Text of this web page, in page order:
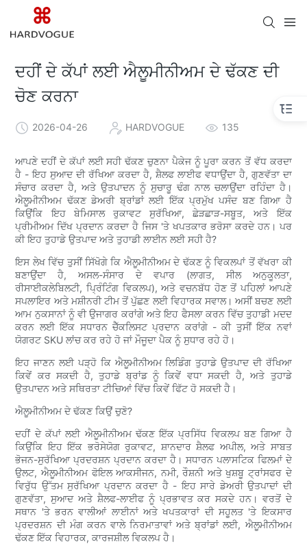
ਦਹੀਂ ਦੇ ਕੱਪਾਂ ਲਈ ਐਲੂਮੀਨੀਅਮ ਦੇ ਢੱਕਣ ਦੀ
ਚੋਣ ਕਰਨਾ
2026-04-26 HARDVOGUE 135
ਆਪਣੇ ਦਹੀਂ ਦੇ ਕੱਪਾਂ ਲਈ ਸਹੀ ਢੱਕਣ ਚੁਣਨਾ ਪੈਕੇਜ ਨੂੰ ਪੂਰਾ ਕਰਨ ਤੋਂ ਵੱਧ ਕਰਦਾ
ਹੈ - ਇਹ ਸੁਆਦ ਦੀ ਰੱਖਿਆ ਕਰਦਾ ਹੈ, ਸ਼ੈਲਫ ਲਾਈਫ ਵਧਾਉਂਦਾ ਹੈ, ਗੁਣਵੱਤਾ ਦਾ
ਸੰਚਾਰ ਕਰਦਾ ਹੈ, ਅਤੇ ਉਤਪਾਦਨ ਨੂੰ ਸੁਚਾਰੂ ਢੰਗ ਨਾਲ ਚਲਾਉਂਦਾ ਰਹਿੰਦਾ ਹੈ।
ਐਲੂਮੀਨੀਅਮ ਢੱਕਣ ਡੇਅਰੀ ਬ੍ਰਾਂਡਾਂ ਲਈ ਇੱਕ ਪ੍ਰਮੁੱਖ ਪਸੰਦ ਬਣ ਗਿਆ ਹੈ
ਕਿਉਂਕਿ ਇਹ ਬੇਮਿਸਾਲ ਰੁਕਾਵਟ ਸੁਰੱਖਿਆ, ਛੇੜਛਾੜ-ਸਬੂਤ, ਅਤੇ ਇੱਕ
ਪ੍ਰੀਮੀਅਮ ਦਿੱਖ ਪ੍ਰਦਾਨ ਕਰਦਾ ਹੈ ਜਿਸ 'ਤੇ ਖਪਤਕਾਰ ਭਰੋਸਾ ਕਰਦੇ ਹਨ। ਪਰ
ਕੀ ਇਹ ਤੁਹਾਡੇ ਉਤਪਾਦ ਅਤੇ ਤੁਹਾਡੀ ਲਾਈਨ ਲਈ ਸਹੀ ਹੈ?
ਇਸ ਲੇਖ ਵਿੱਚ ਤੁਸੀਂ ਸਿੱਖੋਗੇ ਕਿ ਐਲੂਮੀਨੀਅਮ ਦੇ ਢੱਕਣ ਨੂੰ ਵਿਕਲਪਾਂ ਤੋਂ ਵੱਖਰਾ ਕੀ
ਬਣਾਉਂਦਾ ਹੈ, ਅਸਲ-ਸੰਸਾਰ ਦੇ ਵਪਾਰ (ਲਾਗਤ, ਸੀਲ ਅਨੁਕੂਲਤਾ,
ਰੀਸਾਈਕਲੇਬਿਲਟੀ, ਪ੍ਰਿੰਟਿੰਗ ਵਿਕਲਪ), ਅਤੇ ਵਚਨਬੱਧ ਹੋਣ ਤੋਂ ਪਹਿਲਾਂ ਆਪਣੇ
ਸਪਲਾਇਰ ਅਤੇ ਮਸ਼ੀਨਰੀ ਟੀਮ ਤੋਂ ਪੁੱਛਣ ਲਈ ਵਿਹਾਰਕ ਸਵਾਲ। ਅਸੀਂ ਬਚਣ ਲਈ
ਆਮ ਨੁਕਸਾਨਾਂ ਨੂੰ ਵੀ ਉਜਾਗਰ ਕਰਾਂਗੇ ਅਤੇ ਇਹ ਫੈਸਲਾ ਕਰਨ ਵਿੱਚ ਤੁਹਾਡੀ ਮਦਦ
ਕਰਨ ਲਈ ਇੱਕ ਸਧਾਰਨ ਚੈੱਕਲਿਸਟ ਪ੍ਰਦਾਨ ਕਰਾਂਗੇ - ਕੀ ਤੁਸੀਂ ਇੱਕ ਨਵਾਂ
ਯੋਗਰਟ SKU ਲਾਂਚ ਕਰ ਰਹੇ ਹੋ ਜਾਂ ਮੌਜੂਦਾ ਪੈਕ ਨੂੰ ਸੁਧਾਰ ਰਹੇ ਹੋ।
ਇਹ ਜਾਣਨ ਲਈ ਪੜ੍ਹੋ ਕਿ ਐਲੂਮੀਨੀਅਮ ਲਿਡਿੰਗ ਤੁਹਾਡੇ ਉਤਪਾਦ ਦੀ ਰੱਖਿਆ
ਕਿਵੇਂ ਕਰ ਸਕਦੀ ਹੈ, ਤੁਹਾਡੇ ਬ੍ਰਾਂਡ ਨੂੰ ਕਿਵੇਂ ਵਧਾ ਸਕਦੀ ਹੈ, ਅਤੇ ਤੁਹਾਡੇ
ਉਤਪਾਦਨ ਅਤੇ ਸਥਿਰਤਾ ਟੀਚਿਆਂ ਵਿੱਚ ਕਿਵੇਂ ਫਿੱਟ ਹੋ ਸਕਦੀ ਹੈ।
ਐਲੂਮੀਨੀਅਮ ਦੇ ਢੱਕਣ ਕਿਉਂ ਚੁਣੋ?
ਦਹੀਂ ਦੇ ਕੱਪਾਂ ਲਈ ਐਲੂਮੀਨੀਅਮ ਢੱਕਣ ਇੱਕ ਪ੍ਰਸਿੱਧ ਵਿਕਲਪ ਬਣ ਗਿਆ ਹੈ
ਕਿਉਂਕਿ ਇਹ ਇੱਕ ਭਰੋਸੇਯੋਗ ਰੁਕਾਵਟ, ਸ਼ਾਨਦਾਰ ਸ਼ੈਲਫ ਅਪੀਲ, ਅਤੇ ਸਾਬਤ
ਭੋਜਨ-ਸੁਰੱਖਿਆ ਪ੍ਰਦਰਸ਼ਨ ਪ੍ਰਦਾਨ ਕਰਦਾ ਹੈ। ਸਧਾਰਨ ਪਲਾਸਟਿਕ ਫਿਲਮਾਂ ਦੇ
ਉਲਟ, ਐਲੂਮੀਨੀਅਮ ਫੋਇਲ ਆਕਸੀਜਨ, ਨਮੀ, ਰੌਸ਼ਨੀ ਅਤੇ ਖੁਸ਼ਬੂ ਟ੍ਰਾਂਸਫਰ ਦੇ
ਵਿਰੁੱਧ ਉੱਤਮ ਸੁਰੱਖਿਆ ਪ੍ਰਦਾਨ ਕਰਦਾ ਹੈ - ਇਹ ਸਾਰੇ ਡੇਅਰੀ ਉਤਪਾਦਾਂ ਦੀ
ਗੁਣਵੱਤਾ, ਸੁਆਦ ਅਤੇ ਸ਼ੈਲਫ-ਲਾਈਫ ਨੂੰ ਪ੍ਰਭਾਵਤ ਕਰ ਸਕਦੇ ਹਨ। ਵਰਤੋਂ ਦੇ
ਸਥਾਨ 'ਤੇ ਭਰਨ ਵਾਲੀਆਂ ਲਾਈਨਾਂ ਅਤੇ ਖਪਤਕਾਰਾਂ ਦੀ ਸਹੂਲਤ 'ਤੇ ਇਕਸਾਰ
ਪ੍ਰਦਰਸ਼ਨ ਦੀ ਮੰਗ ਕਰਨ ਵਾਲੇ ਨਿਰਮਾਤਾਵਾਂ ਅਤੇ ਬ੍ਰਾਂਡਾਂ ਲਈ, ਐਲੂਮੀਨੀਅਮ
ਢੱਕਣ ਇੱਕ ਵਿਹਾਰਕ, ਕਾਰਜਸ਼ੀਲ ਵਿਕਲਪ ਹੈ।